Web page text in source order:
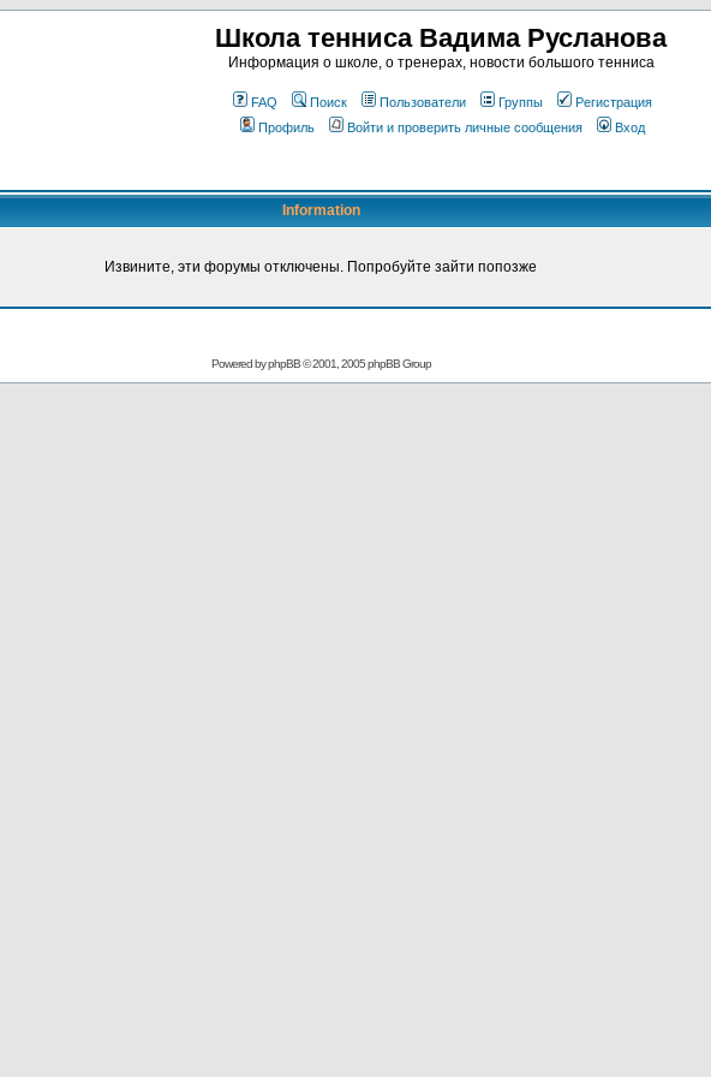
Школа тенниса Вадима Русланова
Информация о школе, о тренерах, новости большого тенниса
FAQ Поиск Пользователи Группы
Регистрация
Профиль
Войти и проверить личные сообщения Вход
Information
Извините, эти форумы отключены. Попробуйте зайти попозже
Powered byphpBB© 2001, 2005 phpBB Group